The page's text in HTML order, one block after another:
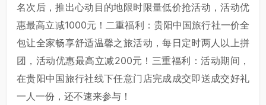
名次后，推出心动目的地限时限量低价抢活动，活动优
惠最高立减1000元！二重福利：贵阳中国旅行社一价全
包让全家畅享舒适温馨之旅活动，每日定时两人以上拼
团，活动优惠最高立减200元！三重福利：活动期间，
在贵阳中国旅行社线下任意门店完成成交即送成交好礼
一人一份，还不速来参与！